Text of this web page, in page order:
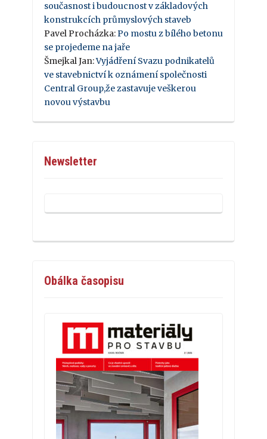
současnost i budoucnost v základových
konstrukcích průmyslových staveb
Pavel Procházka:Po mostu z bílého betonu
se projedeme na jaře
Šmejkal Jan:Vyjádření Svazu podnikatelů
ve stavebnictví k oznámení společnosti
Central Group,že zastavuje veškerou
novou výstavbu
Newsletter
Obálka časopisu